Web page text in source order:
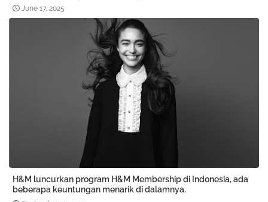
June 17, 2025
H&M luncurkan program H&M Membership di Indonesia, ada
beberapa keuntungan menarik di dalamnya.